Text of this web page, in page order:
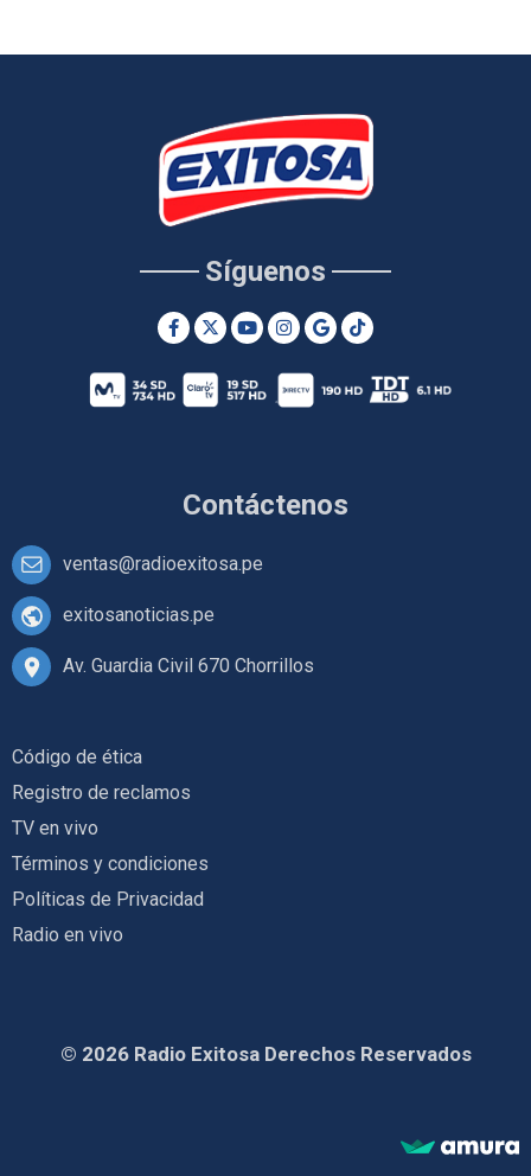
Contáctenos
ventas@radioexitosa.pe
exitosanoticias.pe
Av. Guardia Civil 670 Chorrillos
Síguenos
Código de ética
Registro de reclamos
TV en vivo
Términos y condiciones
Políticas de Privacidad
Radio en vivo
© 2026 Radio Exitosa Derechos Reservados